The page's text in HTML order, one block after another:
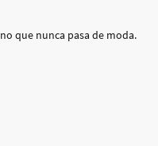
que nunca pasa de moda.